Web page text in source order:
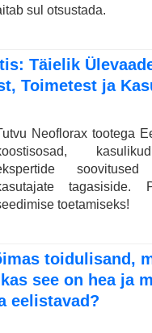
sul otsustada.
Täielik
Toimetest ja
Neoflorax tootega
tagasiside.
toetamiseks!
toidulisand,
see on hea ja
eelistavad?